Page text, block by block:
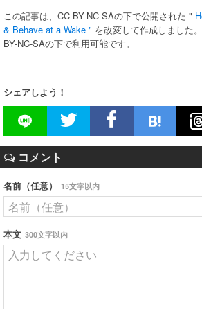
この記事は、CC BY-NC-SAの下で公開された "
& Behave at a Wake " を改変して作成しました
BY-NC-SAの下で利用可能です。
シェアしよう！
コメント
名前（任意） 15文字以内
本文 300文字以内